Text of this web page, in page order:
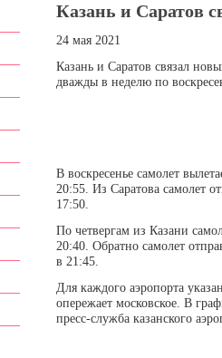
Казань и Саратов
24 мая 2021
Казань и Саратов связал
дважды в неделю по
В воскресенье самолет
20:55. Из Саратова самолет
17:50.
По четвергам из Казани
20:40. Обратно самолет
в 21:45.
Для каждого аэропорта
опережает московское. В
пресс-служба казанского